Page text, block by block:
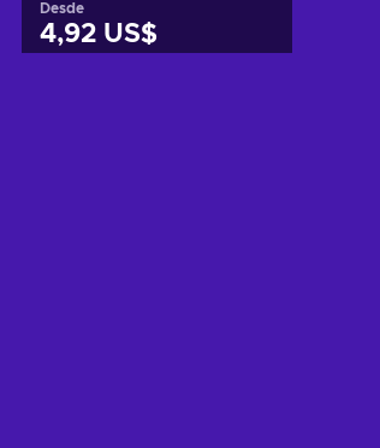
Desde
4,92 US$